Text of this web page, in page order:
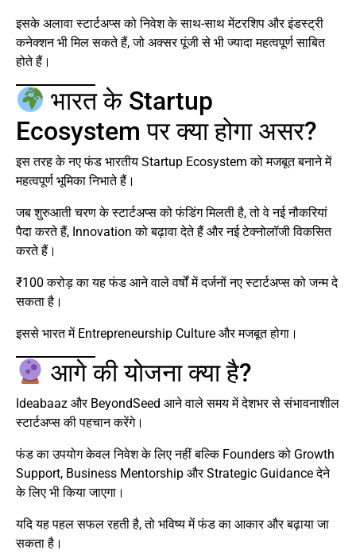
इसके अलावा स्टार्टअप्स को निवेश के साथ-साथ मेंटरशिप और इंडस्ट्री
कनेक्शन भी मिल सकते हैं, जो अक्सर पूंजी से भी ज्यादा महत्वपूर्ण साबित
होते हैं।
भारत के Startup
Ecosystem पर क्या होगा असर?
इस तरह के नए फंड भारतीय Startup Ecosystem को मजबूत बनाने में
महत्वपूर्ण भूमिका निभाते हैं।
जब शुरुआती चरण के स्टार्टअप्स को फंडिंग मिलती है, तो वे नई नौकरियां
पैदा करते हैं, Innovation को बढ़ावा देते हैं और नई टेक्नोलॉजी विकसित
करते हैं।
₹100 करोड़ का यह फंड आने वाले वर्षों में दर्जनों नए स्टार्टअप्स को जन्म दे
सकता है।
इससे भारत में Entrepreneurship Culture और मजबूत होगा।
आगे की योजना क्या है?
Ideabaaz और BeyondSeed आने वाले समय में देशभर से संभावनाशील
स्टार्टअप्स की पहचान करेंगे।
फंड का उपयोग केवल निवेश के लिए नहीं बल्कि Founders को Growth
Support, Business Mentorship और Strategic Guidance देने
के लिए भी किया जाएगा।
यदि यह पहल सफल रहती है, तो भविष्य में फंड का आकार और बढ़ाया जा
सकता है।